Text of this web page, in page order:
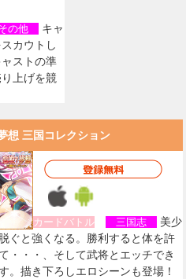
の他
キャ
カウトし
ストの準
上げを競
想 三国コレクション
カードバトル 三国志
美少
ぐと強くなる。勝利すると体を許
・・・、そして武将とエッチでき
。描き下ろしエロシーンも登場！